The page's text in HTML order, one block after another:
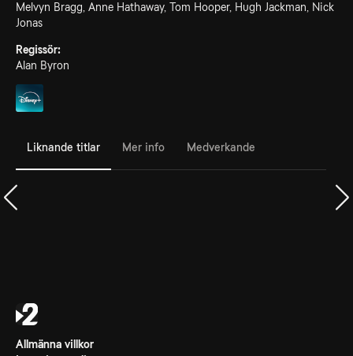
Melvyn Bragg, Anne Hathaway, Tom Hooper, Hugh Jackman, Nick
Jonas
Regissör:
Alan Byron
Liknande titlar Mer info Medverkande
Allmänna villkor